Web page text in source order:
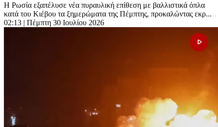
Η Ρωσία εξαπέλυσε νέα πυραυλική επίθεση με βαλλιστικά όπλα
κατά του Κιέβου τα ξημερώματα της Πέμπτης, προκαλώντας εκρ...
02:13 | Πέμπτη 30 Ιουλίου 2026